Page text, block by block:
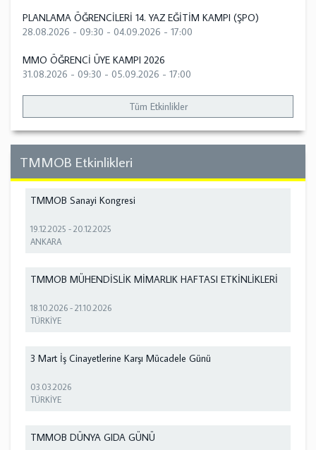
PLANLAMA ÖĞRENCİLERİ 14. YAZ EĞİTİM KAMPI (ŞPO)
28.08.2026 - 09:30 - 04.09.2026 - 17:00
MMO ÖĞRENCİ ÜYE KAMPI 2026
31.08.2026 - 09:30 - 05.09.2026 - 17:00
Tüm Etkinlikler
TMMOB Etkinlikleri
TMMOB Sanayi Kongresi
19.12.2025 -20.12.2025
ANKARA
TMMOB MÜHENDİSLİK MİMARLIK HAFTASI ETKİNLİKLERİ
18.10.2026 -21.10.2026
TÜRKİYE
3 Mart İş Cinayetlerine Karşı Mücadele Günü
03.03.2026
TÜRKİYE
TMMOB DÜNYA GIDA GÜNÜ